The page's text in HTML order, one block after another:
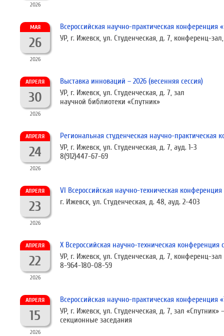
2026
МАЯ
26
2026
Всероссийская научно-практическая
УР, г. Ижевск, ул. Студенческая, д. 7, конференц-
АПРЕЛЯ
30
2026
Выставка инноваций – 2026 (весенняя сессия)
УР, г. Ижевск, ул. Студенческая, д. 7, зал
научной библиотеки «Спутник»
АПРЕЛЯ
24
2026
Региональная студенческая научно-
УР, г. Ижевск, ул. Студенческая, д. 7, ауд. 1-3
8(912)447-67-69
АПРЕЛЯ
23
2026
VI Всероссийская научно-техническая
г. Ижевск, ул. Студенческая, д. 48, ауд. 2-403
АПРЕЛЯ
22
2026
X Всероссийская научно-техническая
УР, г. Ижевск, ул. Студенческая, д. 7, конференц-зал
8-964-180-08-59
АПРЕЛЯ
15
2026
Всероссийская научно-практическая конференция
УР, г. Ижевск, ул. Студенческая, д. 7, зал
секционные заседания